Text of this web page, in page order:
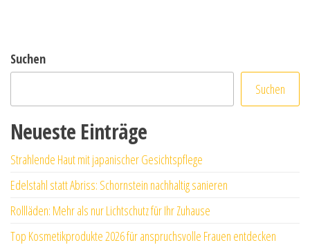
Suchen
Suchen
Neueste Einträge
Strahlende Haut mit japanischer Gesichtspflege
Edelstahl statt Abriss: Schornstein nachhaltig sanieren
Rollläden: Mehr als nur Lichtschutz für Ihr Zuhause
Top Kosmetikprodukte 2026 für anspruchsvolle Frauen entdecken